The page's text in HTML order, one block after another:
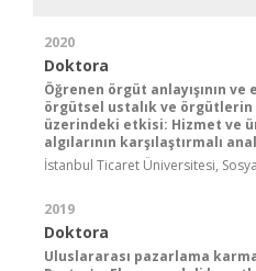
2020
Doktora
Öğrenen örgüt anlayışının
örgütsel ustalık ve
üzerindeki etkisi: Hizmet ve
algılarının karşılaştırmalı
İstanbul Ticaret Üniversitesi,
2019
Doktora
Uluslararası pazarlama